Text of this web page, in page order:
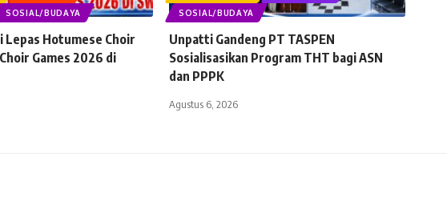
SOSIAL/BUDAYA
Hotumese Choir
Games 2026 di
SOSIAL/BUDAYA
Unpatti Gandeng PT TASPEN
Sosialisasikan Program THT bagi ASN
dan PPPK
Agustus 6, 2026